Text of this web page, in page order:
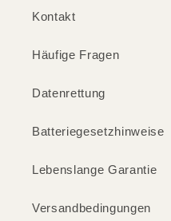
Kontakt
Häufige Fragen
Datenrettung
Batteriegesetzhinweise
Lebenslange Garantie
Versandbedingungen